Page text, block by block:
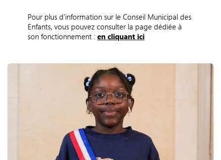
Pour plus d'information sur le Conseil Municipal des
Enfants, vous pouvez consulter la page dédiée à
son fonctionnement : en cliquant ici